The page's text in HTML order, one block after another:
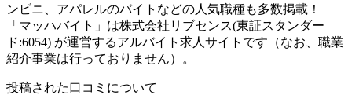
ンビニ、アパレルのバイトなどの人気職種も多数掲載！
「マッハバイト」は株式会社リブセンス(東証スタンダー
ド:6054) が運営するアルバイト求人サイトです（なお、職業
紹介事業は行っておりません）。
投稿された口コミについて